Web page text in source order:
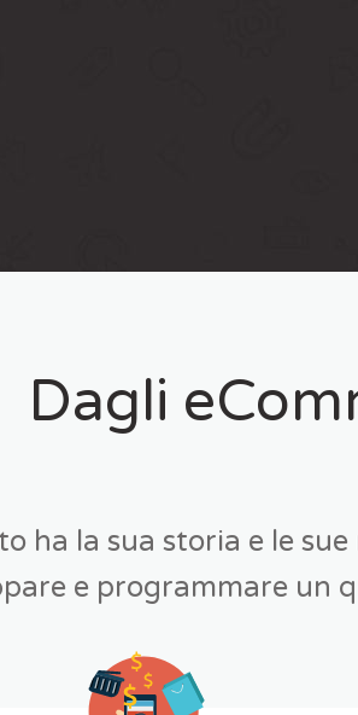
Dagli
ha la sua storia e le
e programmare un